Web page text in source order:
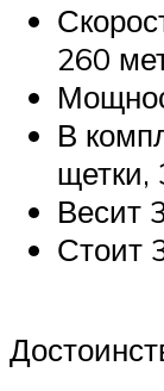
260
В
щетки,
Весит
Стоит